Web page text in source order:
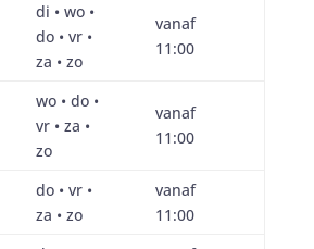
di • wo •
do • vr •
za • zo
vanaf
11:00
wo • do •
vr • za •
zo
vanaf
11:00
do • vr •
za • zo
vanaf
11:00